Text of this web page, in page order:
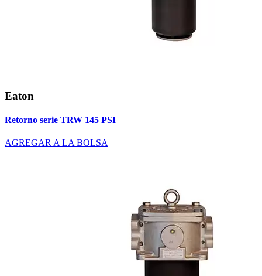
Eaton
Retorno serie TRW 145 PSI
AGREGAR A LA BOLSA